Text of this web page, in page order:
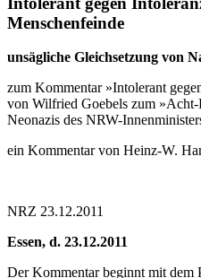
Menschenfeinde
unsägliche Gleichsetzung von
zum Kommentar »Intolerant
von Wilfried Goebels zum »Acht-
Neonazis des NRW-
ein Kommentar von Heinz-W.
NRZ 23.12.2011
Essen, d. 23.12.2011
Der Kommentar beginnt mit dem